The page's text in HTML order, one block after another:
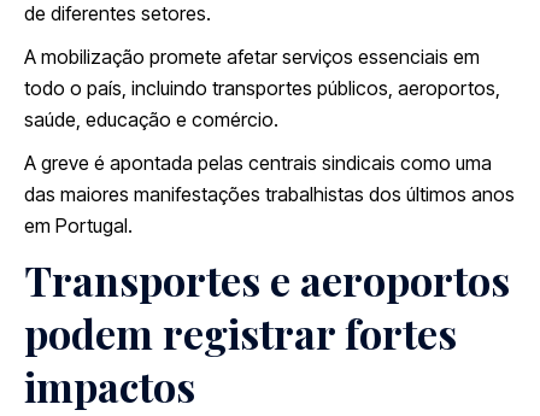
de diferentes setores.
A mobilização promete afetar serviços essenciais em
todo o país, incluindo transportes públicos, aeroportos,
saúde, educação e comércio.
A greve é apontada pelas centrais sindicais como uma
das maiores manifestações trabalhistas dos últimos anos
em Portugal.
Transportes e aeroportos
podem registrar fortes
impactos